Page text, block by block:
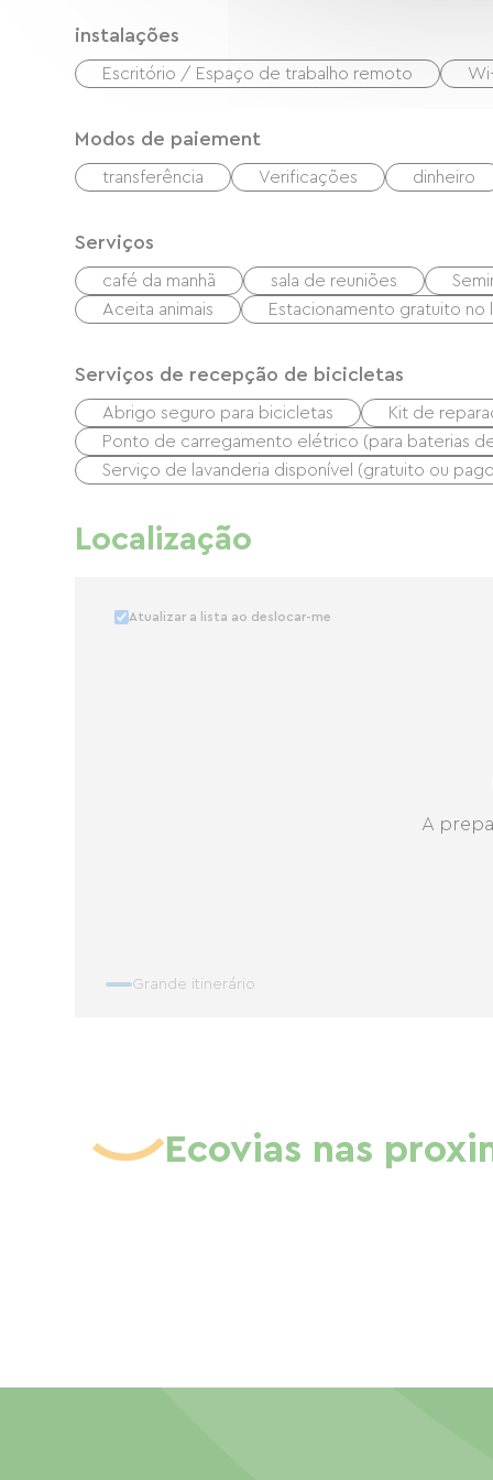
instalações
Escritório / Espaço de trabalho remoto
Modos de paiement
transferência Verificações dinheiro
Serviços
café da manhã sala de reuniões
Aceita animais
Estacionamento gratuito no
Serviços de recepção de bicicletas
Abrigo seguro para bicicletas Kit de
Ponto de carregamento elétrico (para baterias
Serviço de lavanderia disponível (gratuito ou
Localização
A
Atualizar a lista ao deslocar-me
Grande itinerário
Ecovias nas